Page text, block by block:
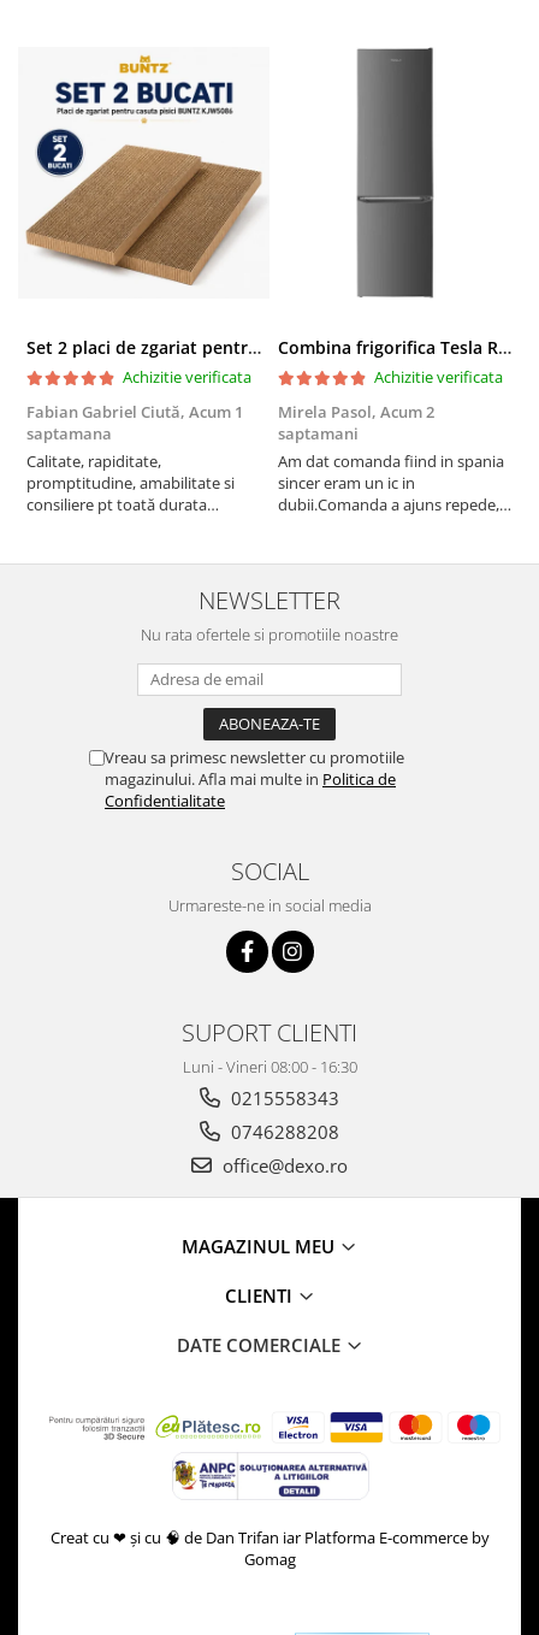
Set 2 placi de zgariat pentru casuta pisici BUNTZ KJW5086, compatibile cu casuta 59 x 28.5 x 35 cm
Achizitie verificata
Fabian Gabriel Ciută, Acum 1
saptamana
Calitate, rapiditate,
promptitudine, amabilitate si
consiliere pt toată durata
Combina frigorifica Tesla RC2600HXE, 262 l, Clasa E, Iluminare LED, dezghetare automata frigider, H 180 cm, Inox
Achizitie verificata
Mirela Pasol, Acum 2
saptamani
Am dat comanda fiind in spania
sincer eram un ic in
dubii.Comanda a ajuns repede,in
treaba,va multumesc pentru
rapiditate si
amabilitate,RECOMAND 100%
NEWSLETTER
Nu rata ofertele si promotiile noastre
Vreau sa primesc newsletter cu promotiile
magazinului. Afla mai multe in Politica de
Confidentialitate
SOCIAL
Urmareste-ne in social media
SUPORT CLIENTI
Luni - Vineri 08:00 - 16:30
0215558343
0746288208
office@dexo.ro
MAGAZINUL MEU
CLIENTI
DATE COMERCIALE
Creat cu ❤ și cu 🧠 de Dan Trifan iar Platforma E-commerce by
Gomag